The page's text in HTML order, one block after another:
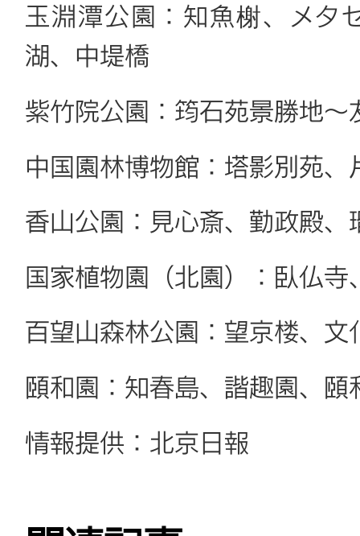
玉淵潭公園：知魚榭、メタ
湖、中堤橋
紫竹院公園：筠石苑景勝地〜
中国園林博物館：塔影別苑、
香山公園：見心斎、勤政殿、
国家植物園（北園）：臥仏
百望山森林公園：望京楼、
頤和園：知春島、諧趣園、
情報提供：北京日報